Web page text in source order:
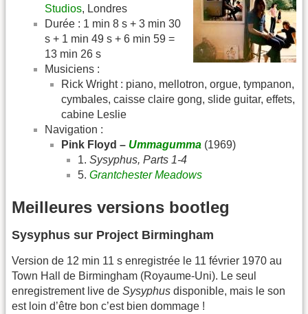
Studios, Londres
Durée : 1 min 8 s + 3 min 30
s + 1 min 49 s + 6 min 59 =
13 min 26 s
Musiciens :
Rick Wright : piano, mellotron, orgue, tympanon,
cymbales, caisse claire gong, slide guitar, effets,
cabine Leslie
Navigation :
Pink Floyd – Ummagumma (1969)
1. Sysyphus, Parts 1-4
5. Grantchester Meadows
Meilleures versions bootleg
Sysyphus sur Project Birmingham
Version de 12 min 11 s enregistrée le 11 février 1970 au
Town Hall de Birmingham (Royaume-Uni). Le seul
enregistrement live de Sysyphus disponible, mais le son
est loin d’être bon c’est bien dommage !